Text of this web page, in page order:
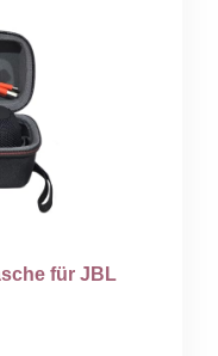
für JBL